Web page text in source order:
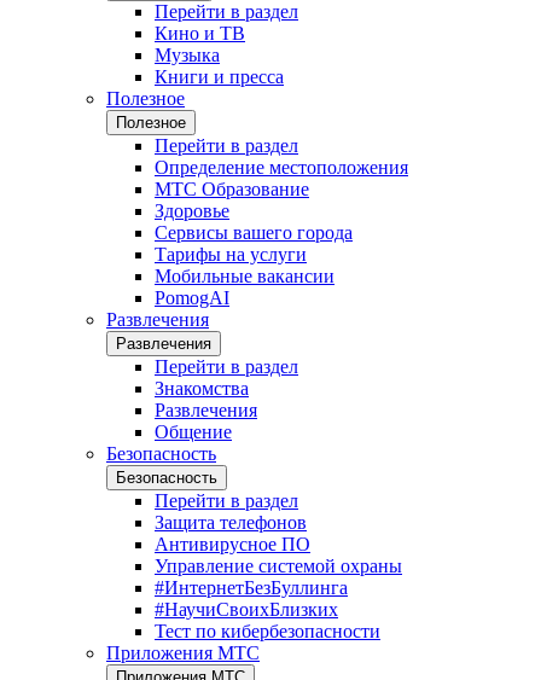
Перейти в раздел
Кино и ТВ
Музыка
Книги и пресса
Полезное
Полезное
Перейти в раздел
Определение местоположения
МТС Образование
Здоровье
Сервисы вашего города
Тарифы на услуги
Мобильные вакансии
PomogAI
Развлечения
Развлечения
Перейти в раздел
Знакомства
Развлечения
Общение
Безопасность
Безопасность
Перейти в раздел
Защита телефонов
Антивирусное ПО
Управление системой охраны
#ИнтернетБезБуллинга
#НаучиСвоихБлизких
Тест по кибербезопасности
Приложения МТС